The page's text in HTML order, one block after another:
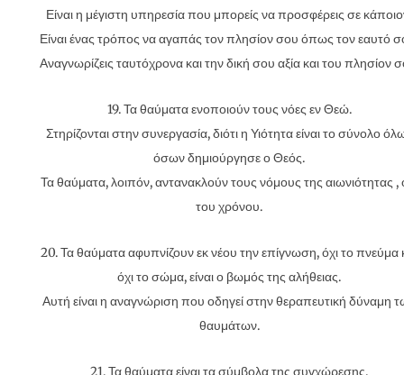
Είναι η μέγιστη υπηρεσία που μπορείς να προσφέρεις σε
Είναι ένας τρόπος να αγαπάς τον πλησίον σου όπως τον εαυτό
Αναγνωρίζεις ταυτόχρονα και την δική σου αξία και του πλησίον
19. Τα θαύματα ενοποιούν τους νόες εν Θεώ.
Στηρίζονται στην συνεργασία, διότι η Υιότητα είναι το σύνολο
όσων δημιούργησε ο Θεός.
Τα θαύματα, λοιπόν, αντανακλούν τους νόμους της αιωνιότητας ,
του χρόνου.
20. Τα θαύματα αφυπνίζουν εκ νέου την επίγνωση, όχι το πνεύμα
όχι το σώμα, είναι ο βωμός της αλήθειας.
Αυτή είναι η αναγνώριση που οδηγεί στην θεραπευτική δύναμη
θαυμάτων.